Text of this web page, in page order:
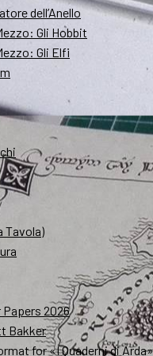
dell’Anello
Gli Hobbit
Gli Elfi
Tavola)
Papers 2026
Bakker
for «I Quaderni di Arda»